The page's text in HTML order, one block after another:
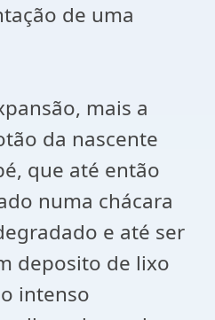
de uma
mais a
da nascente
que até então
numa chácara
e até ser
deposito de lixo
intenso